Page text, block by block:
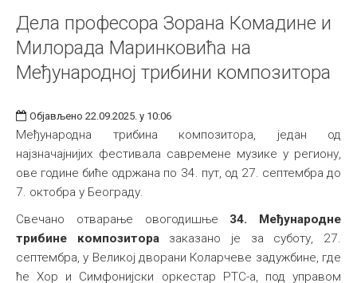
Дела професора Зорана Комадине и
Милорада Маринковића на
Међународној трибини композитора
Објављено 22.09.2025. у 10:06
Међународна трибина композитора, један од
најзначајнијих фестивала савремене музике у региону,
ове године биће одржана по 34. пут, од 27. септембра до
7. октобра у Београду.
Свечано отварање oвогодишњe 34. Међународнe
трибинe композиторa заказано је за суботу, 27.
септембра, у Великој дворани Коларчеве задужбине, где
ће Хор и Симфонијски оркестар РТС-а, под управом